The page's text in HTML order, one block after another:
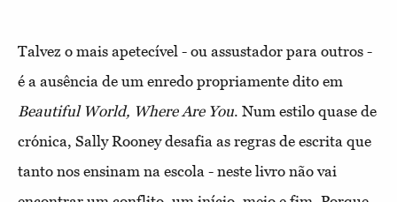
Talvez o mais apetecível - ou assustador para outros -
é a ausência de um enredo propriamente dito em
Beautiful World, Where Are You. Num estilo quase de
crónica, Sally Rooney desafia as regras de escrita que
tanto nos ensinam na escola - neste livro não vai